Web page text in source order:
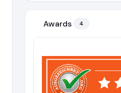
Awards 4